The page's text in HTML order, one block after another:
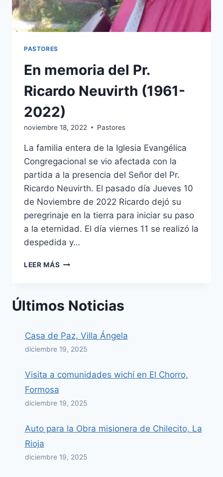
PASTORES
En memoria del Pr.
Ricardo Neuvirth (1961-
2022)
noviembre 18, 2022 Pastores
La familia entera de la Iglesia Evangélica
Congregacional se vio afectada con la
partida a la presencia del Señor del Pr.
Ricardo Neuvirth. El pasado día Jueves 10
de Noviembre de 2022 Ricardo dejó su
peregrinaje en la tierra para iniciar su paso
a la eternidad. El día viernes 11 se realizó la
despedida y…
LEER MÁS EN
RICARDO
2022)
Últimos Noticias
Casa de Paz, Villa Ángela
diciembre 19, 2025
Visita a comunidades wichí en El Chorro,
Formosa
diciembre 19, 2025
Auto para la Obra misionera de Chilecito, La
Rioja
diciembre 19, 2025